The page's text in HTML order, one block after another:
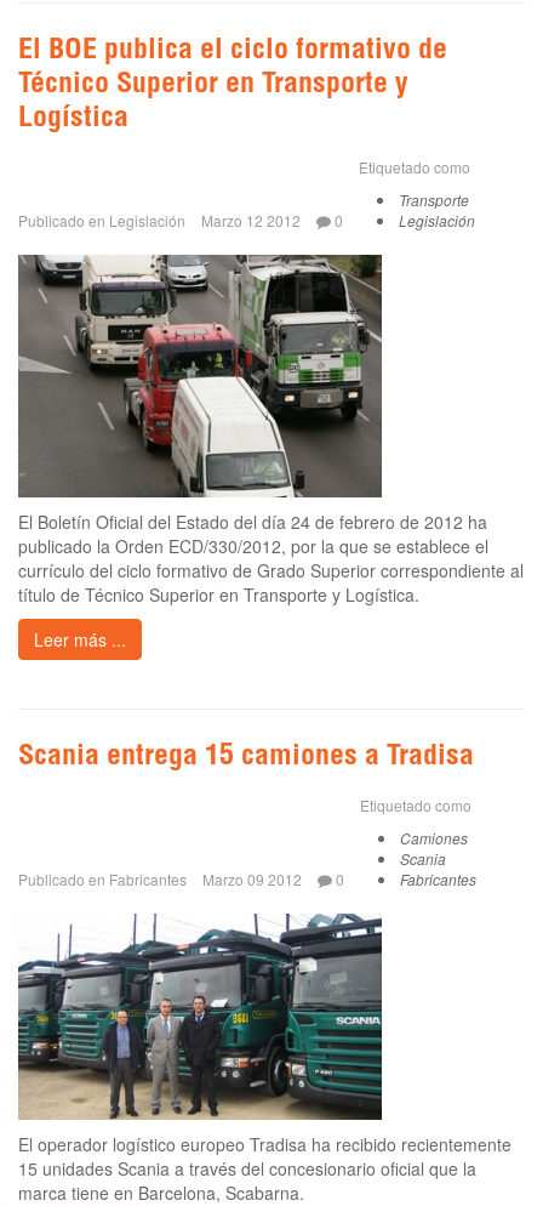
El BOE publica el ciclo formativo de
Técnico Superior en Transporte y
Logística
Publicado en Legislación Marzo 12 2012 0
Etiquetado como
Transporte
Legislación
El Boletín Oficial del Estado del día 24 de febrero de 2012 ha
publicado la Orden ECD/330/2012, por la que se establece el
currículo del ciclo formativo de Grado Superior correspondiente al
título de Técnico Superior en Transporte y Logística.
Leer más ...
Scania entrega 15 camiones a Tradisa
Publicado en Fabricantes Marzo 09 2012 0
Etiquetado como
Camiones
Scania
Fabricantes
El operador logístico europeo Tradisa ha recibido recientemente
15 unidades Scania a través del concesionario oficial que la
marca tiene en Barcelona, Scabarna.